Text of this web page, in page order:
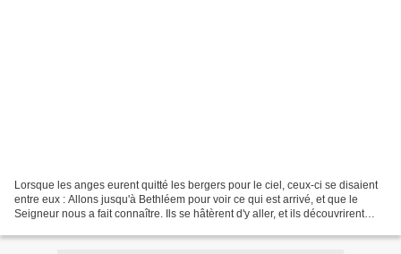
Lorsque les anges eurent quitté les bergers pour le ciel, ceux-ci se disaient
entre eux : Allons jusqu'à Bethléem pour voir ce qui est arrivé, et que le
Seigneur nous a fait connaître. Ils se hâtèrent d'y aller, et ils découvrirent